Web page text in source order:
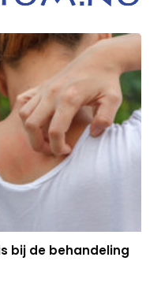
bij de behandeling